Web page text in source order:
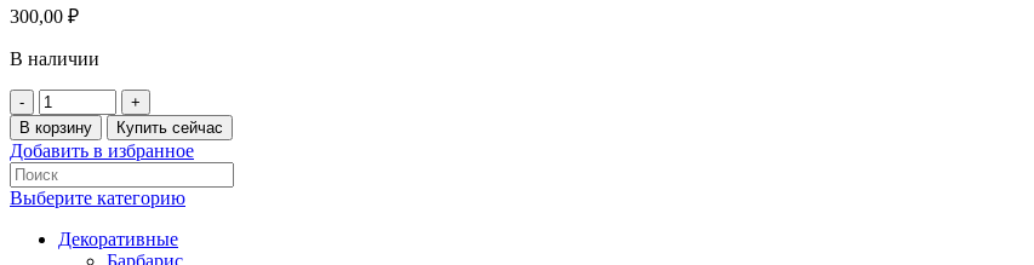
300,00 ₽
В наличии
Количество
товара
Спирея
серая
30-
50
В корзину Купить сейчас
Добавить в избранное
Выберите категорию
Декоративные